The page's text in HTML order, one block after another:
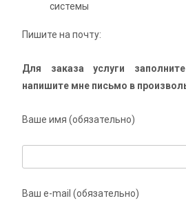
системы
Пишите на почту:
Для заказа услуги
напишите мне письмо в
Ваше имя (обязательно)
Ваш e-mail (обязательно)